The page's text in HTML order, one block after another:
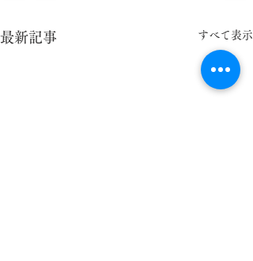
最新記事 すべて表示